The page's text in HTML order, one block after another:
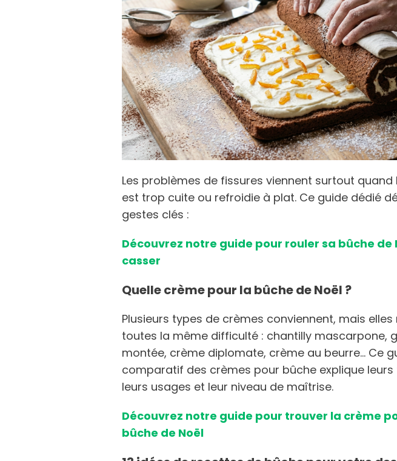
Les problèmes de fissures viennent surtout quand
est trop cuite ou refroidie à plat. Ce guide dédié
gestes clés :
Découvrez notre guide pour rouler sa bûche de
casser
Quelle crème pour la bûche de Noël ?
Plusieurs types de crèmes conviennent, mais elles
toutes la même difficulté : chantilly mascarpone,
montée, crème diplomate, crème au beurre… Ce
comparatif des crèmes pour bûche explique leurs
leurs usages et leur niveau de maîtrise.
Découvrez notre guide pour trouver la crème
bûche de Noël